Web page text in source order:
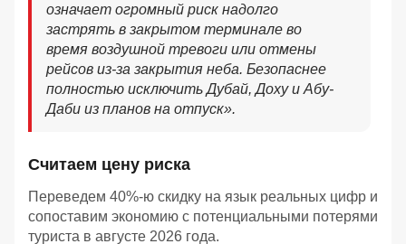
означает огромный риск надолго
застрять в закрытом терминале во
время воздушной тревоги или отмены
рейсов из-за закрытия неба. Безопаснее
полностью исключить Дубай, Доху и Абу-
Даби из планов на отпуск».
Считаем цену риска
Переведем 40%-ю скидку на язык реальных цифр и
сопоставим экономию с потенциальными потерями
туриста в августе 2026 года.